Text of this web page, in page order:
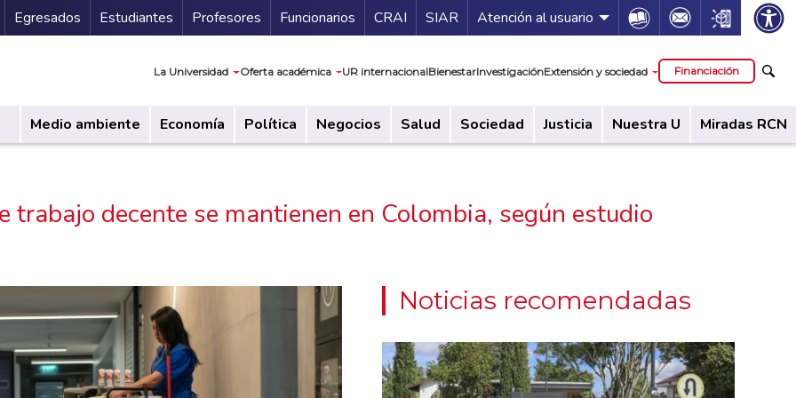
Secundario
Egresados Estudiantes Profesores Funcionarios Guía de servicios
CRAI SIAR Atención al usuario Icon Icon Icon
La Universidad Oferta académica UR internacionalBienestarInvestigaciónExtensión y sociedad Financiación
Medio ambiente Economía Política Negocios Salud Sociedad Justicia Nuestra U Miradas RCN
trabajo decente se mantienen en Colombia, según estudio
Noticias recomendadas